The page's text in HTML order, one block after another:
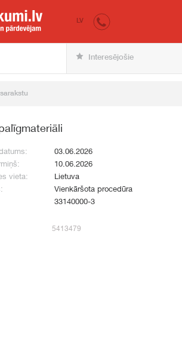
iepirkumi.lv
LV
Interesējošie
03.06.2026
10.06.2026
vieta:
Lietuva
Vienkāršota procedūra
33140000-3
5413479